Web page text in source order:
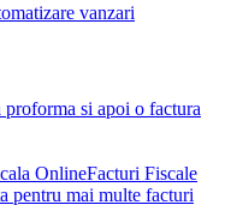
vanzari
Facturi Fiscale